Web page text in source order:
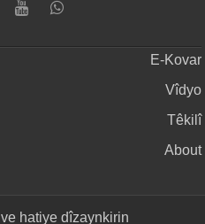
E-Kovar
Vîdyo
Têkilî
About
ve hatiye dîzaynkirin